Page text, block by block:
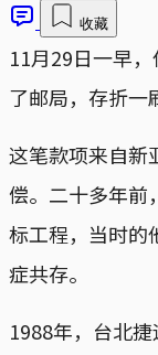
收藏
11月29日一早
了邮局，存折一
这笔款项来自新
偿。二十多年前
标工程，当时的
症共存。
1988年，台北